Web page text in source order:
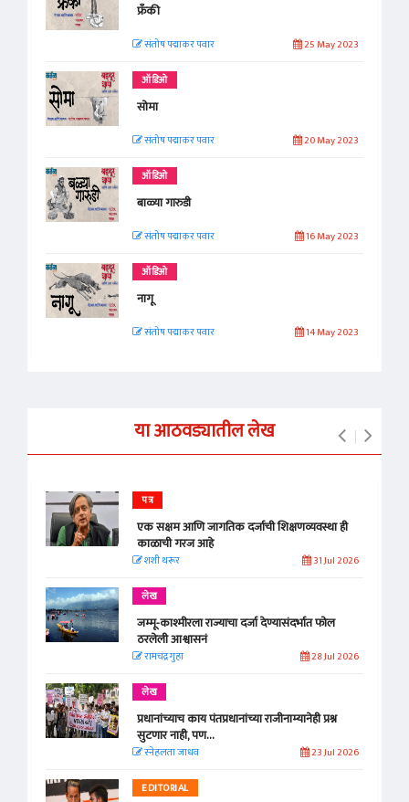
फ्रँकी
संतोष पद्माकर पवार 25 May 2023
ऑडिओ
सोमा
संतोष पद्माकर पवार 20 May 2023
ऑडिओ
बाळ्या गारुडी
संतोष पद्माकर पवार 16 May 2023
ऑडिओ
नागू
संतोष पद्माकर पवार 14 May 2023
या आठवड्यातील लेख
पत्र
एक सक्षम आणि जागतिक दर्जाची शिक्षणव्यवस्था ही
काळाची गरज आहे
शशी थरूर 31 Jul 2026
लेख
जम्मू-काश्मीरला राज्याचा दर्जा देण्यासंदर्भात फोल
ठरलेली आश्वासनं
रामचंद्र गुहा 28 Jul 2026
लेख
प्रधानांच्याच काय पंतप्रधानांच्या राजीनाम्यानेही प्रश्न
सुटणार नाही, पण...
स्नेहलता जाधव 23 Jul 2026
EDITORIAL